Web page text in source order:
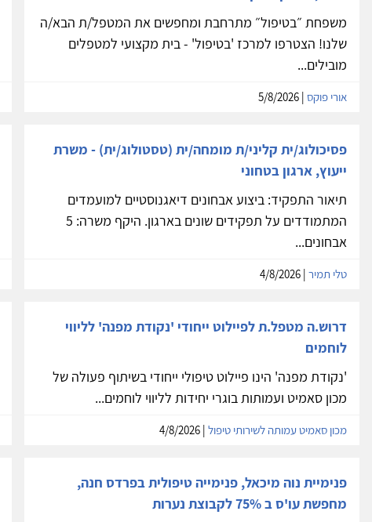
משפחת ״בטיפול״ מתרחבת ומחפשים את המטפל/ת הבא/ה
שלנו! הצטרפו למרכז 'בטיפול' - בית מקצועי למטפלים
מובילים...
אורי פוקס
פסיכולוג/ית קליני/ת מומחה/ית (טסטולוג/ית) - משרת
ייעוץ, ארגון בטחוני
תיאור התפקיד: ביצוע אבחונים דיאגנוסטיים למועמדים
המתמודדים על תפקידים שונים בארגון. היקף משרה: 5
אבחונים...
טלי תמיר
דרוש.ה מטפל.ת לפיילוט ייחודי 'נקודת מפנה' לליווי
לוחמים
'נקודת מפנה' הינו פיילוט טיפולי ייחודי בשיתוף פעולה של
מכון סאמיט ועמותות בוגרי יחידות לליווי לוחמים...
מכון סאמיט עמותה לשירותי טיפול
פנימיית נוה מיכאל, פנימייה טיפולית בפרדס חנה,
מחפשת עו'ס ב 75% לקבוצת נערות